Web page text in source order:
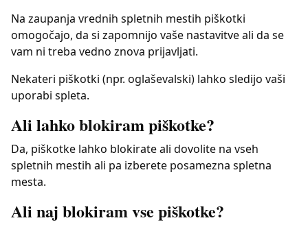
Na zaupanja vrednih spletnih mestih piškotki
omogočajo, da si zapomnijo vaše nastavitve ali da se
vam ni treba vedno znova prijavljati.
Nekateri piškotki (npr. oglaševalski) lahko sledijo vaši
uporabi spleta.
Ali lahko blokiram piškotke?
Da, piškotke lahko blokirate ali dovolite na vseh
spletnih mestih ali pa izberete posamezna spletna
mesta.
Ali naj blokiram vse piškotke?